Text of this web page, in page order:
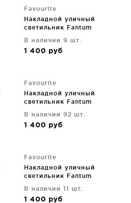
Favourite
Накладной уличный
светильник Fantum
В наличии 9 шт.
1 400 руб
Favourite
Накладной уличный
светильник Fantum
В наличии 92 шт.
1 400 руб
Favourite
Накладной уличный
светильник Fantum
В наличии 11 шт.
1 400 руб